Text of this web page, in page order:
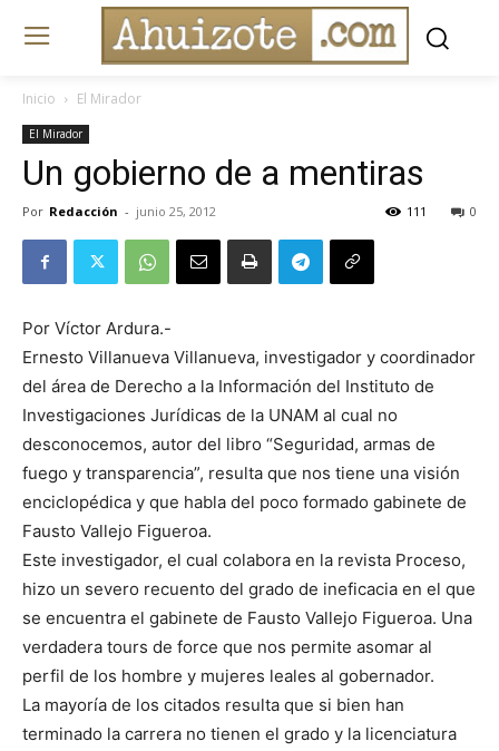
Inicio El Mirador
El Mirador
Un gobierno de a mentiras
Por Redacción - junio 25, 2012 0
111
Por Víctor Ardura.-
Ernesto Villanueva Villanueva, investigador y coordinador
del área de Derecho a la Información del Instituto de
Investigaciones Jurídicas de la UNAM al cual no
desconocemos, autor del libro “Seguridad, armas de
fuego y transparencia”, resulta que nos tiene una visión
enciclopédica y que habla del poco formado gabinete de
Fausto Vallejo Figueroa.
Este investigador, el cual colabora en la revista Proceso,
hizo un severo recuento del grado de ineficacia en el que
se encuentra el gabinete de Fausto Vallejo Figueroa. Una
verdadera tours de force que nos permite asomar al
perfil de los hombre y mujeres leales al gobernador.
La mayoría de los citados resulta que si bien han
terminado la carrera no tienen el grado y la licenciatura